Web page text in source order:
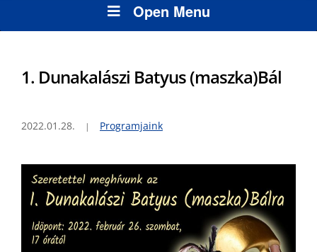
Open Menu
1. Dunakalászi Batyus (maszka)Bál
2022.01.28. Programjaink